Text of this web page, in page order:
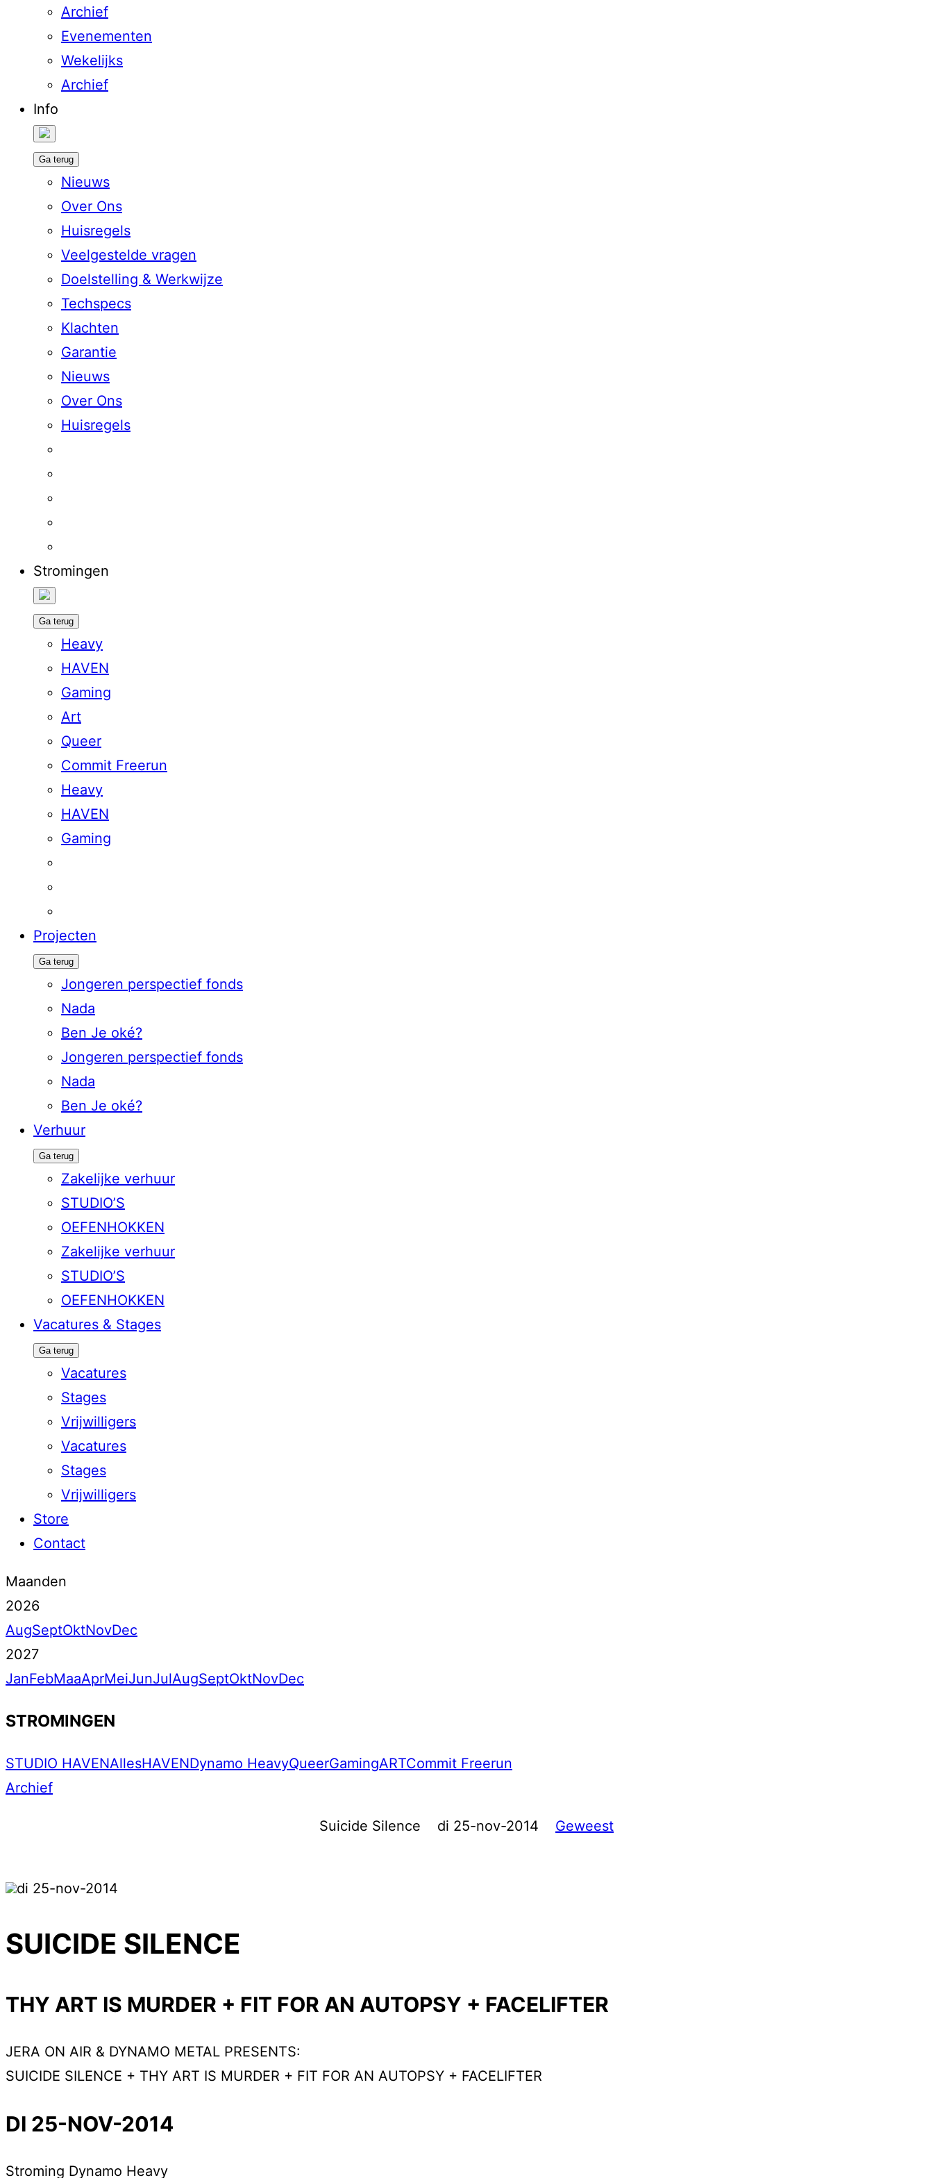
Archief
Evenementen
Wekelijks
Archief
Info
Ga terug
Nieuws
Over Ons
Huisregels
Veelgestelde vragen
Doelstelling & Werkwijze
Techspecs
Klachten
Garantie
Nieuws
Over Ons
Huisregels
Stromingen
Ga terug
Heavy
HAVEN
Gaming
Art
Queer
Commit Freerun
Heavy
HAVEN
Gaming
Projecten
Ga terug
Jongeren perspectief fonds
Nada
Ben Je oké?
Jongeren perspectief fonds
Nada
Ben Je oké?
Verhuur
Ga terug
Zakelijke verhuur
STUDIO’S
OEFENHOKKEN
Zakelijke verhuur
STUDIO’S
OEFENHOKKEN
Vacatures & Stages
Ga terug
Vacatures
Stages
Vrijwilligers
Vacatures
Stages
Vrijwilligers
Store
Contact
Maanden
2026
AugSeptOktNovDec
2027
JanFebMaaAprMeiJunJulAugSeptOktNovDec
STROMINGEN
STUDIO HAVENAllesHAVENDynamo HeavyQueerGamingARTCommit Freerun
Archief
Suicide Silence di 25-nov-2014 Geweest
di 25-nov-2014
SUICIDE SILENCE
THY ART IS MURDER + FIT FOR AN AUTOPSY + FACELIFTER
JERA ON AIR & DYNAMO METAL PRESENTS:
SUICIDE SILENCE + THY ART IS MURDER + FIT FOR AN AUTOPSY + FACELIFTER
DI 25-NOV-2014
Stroming Dynamo Heavy